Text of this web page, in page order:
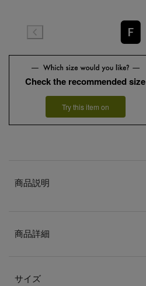
F
Check the recommended size
Try this item on
商品説明
商品詳細
サイズ